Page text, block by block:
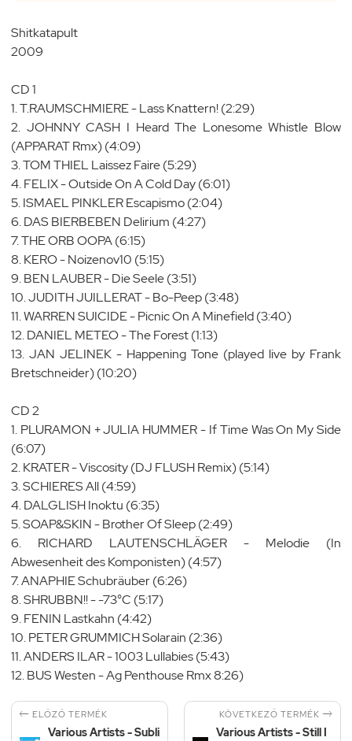
Shitkatapult
2009
CD 1
1. T.RAUMSCHMIERE - Lass Knattern! (2:29)
2. JOHNNY CASH I Heard The Lonesome Whistle Blow
(APPARAT Rmx) (4:09)
3. TOM THIEL Laissez Faire (5:29)
4. FELIX - Outside On A Cold Day (6:01)
5. ISMAEL PINKLER Escapismo (2:04)
6. DAS BIERBEBEN Delirium (4:27)
7. THE ORB OOPA (6:15)
8. KERO - Noizenov10 (5:15)
9. BEN LAUBER - Die Seele (3:51)
10. JUDITH JUILLERAT - Bo-Peep (3:48)
11. WARREN SUICIDE - Picnic On A Minefield (3:40)
12. DANIEL METEO - The Forest (1:13)
13. JAN JELINEK - Happening Tone (played live by Frank
Bretschneider) (10:20)
CD 2
1. PLURAMON + JULIA HUMMER - If Time Was On My Side
(6:07)
2. KRATER - Viscosity (DJ FLUSH Remix) (5:14)
3. SCHIERES All (4:59)
4. DALGLISH Inoktu (6:35)
5. SOAP&SKIN - Brother Of Sleep (2:49)
6. RICHARD LAUTENSCHLÄGER - Melodie (In
Abwesenheit des Komponisten) (4:57)
7. ANAPHIE Schubräuber (6:26)
8. SHRUBBN!! - -73°C (5:17)
9. FENIN Lastkahn (4:42)
10. PETER GRUMMICH Solarain (2:36)
11. ANDERS ILAR - 1003 Lullabies (5:43)
12. BUS Westen - Ag Penthouse Rmx 8:26)
 ELŐZŐ TERMÉK
Various Artists - Subli
KÖVETKEZŐ TERMÉK 
Various Artists - Still I